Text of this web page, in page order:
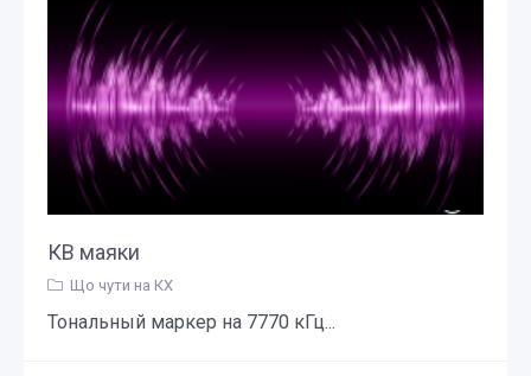
КВ маяки
Що чути на КХ
Тональный маркер на 7770 кГц...